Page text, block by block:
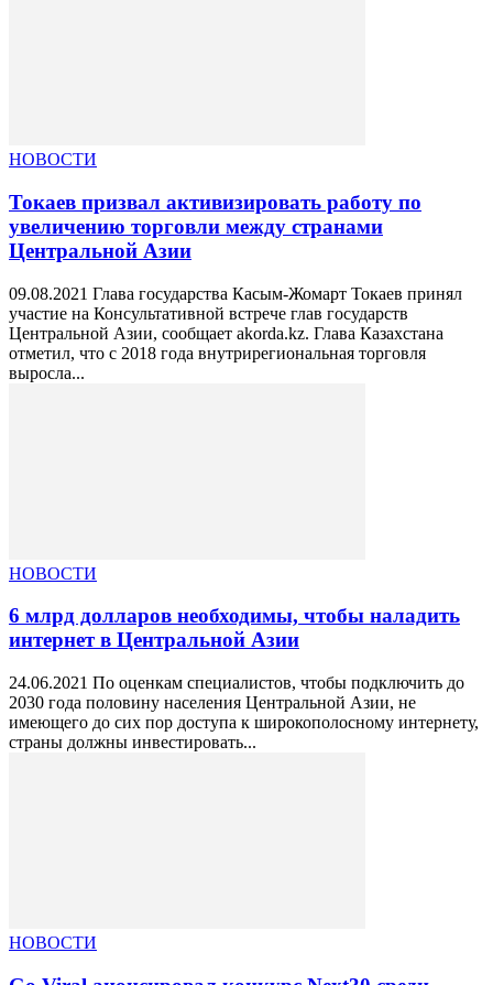
НОВОСТИ
Токаев призвал активизировать работу по
увеличению торговли между странами
Центральной Азии
09.08.2021 Глава государства Касым-Жомарт Токаев принял
участие на Консультативной встрече глав государств
Центральной Азии, сообщает akorda.kz. Глава Казахстана
отметил, что с 2018 года внутрирегиональная торговля
выросла...
НОВОСТИ
6 млрд долларов необходимы, чтобы наладить
интернет в Центральной Азии
24.06.2021 По оценкам специалистов, чтобы подключить до
2030 года половину населения Центральной Азии, не
имеющего до сих пор доступа к широкополосному интернету,
страны должны инвестировать...
НОВОСТИ